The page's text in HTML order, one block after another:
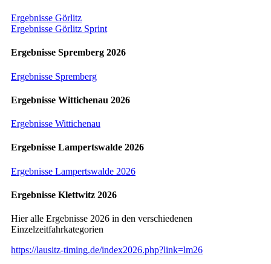
Ergebnisse Görlitz
Ergebnisse Görlitz Sprint
Ergebnisse Spremberg 2026
Ergebnisse Spremberg
Ergebnisse Wittichenau 2026
Ergebnisse Wittichenau
Ergebnisse Lampertswalde 2026
Ergebnisse Lampertswalde 2026
Ergebnisse Klettwitz 2026
Hier alle Ergebnisse 2026 in den verschiedenen
Einzelzeitfahrkategorien
https://lausitz-timing.de/index2026.php?link=lm26